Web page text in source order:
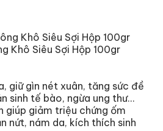
Khô Siêu Sợi Hộp 100gr
giữ gìn nét xuân, tăng sức đề
sinh tế bào, ngừa ung thư…
giúp giảm triệu chứng ốm
nứt, nám da, kích thích sinh